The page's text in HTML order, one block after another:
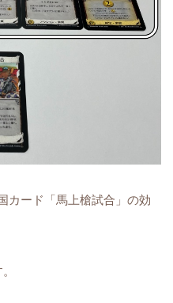
カード「馬上槍試合」の効